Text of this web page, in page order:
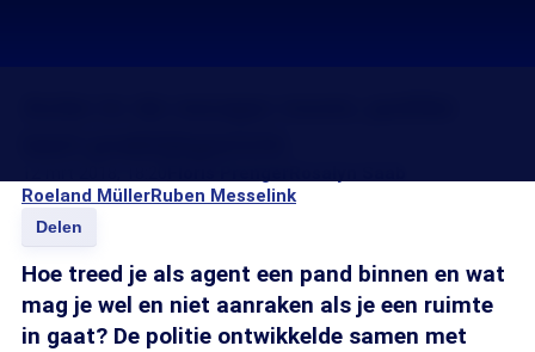
Roeland MüllerRuben Messelink
Delen
Hoe treed je als agent een pand binnen en wat
mag je wel en niet aanraken als je een ruimte
in gaat? De politie ontwikkelde samen met